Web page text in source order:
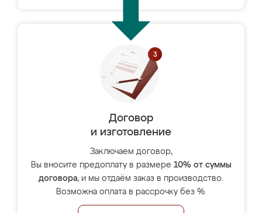
Договор
и изготовление
Заключаем договор,
Вы вносите предоплату в размере 10% от суммы
договора, и мы отдаём заказ в производство.
Возможна оплата в рассрочку без %.